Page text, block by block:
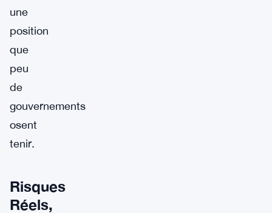
une
position
que
peu
de
gouvernements
osent
tenir.
Risques
Réels,